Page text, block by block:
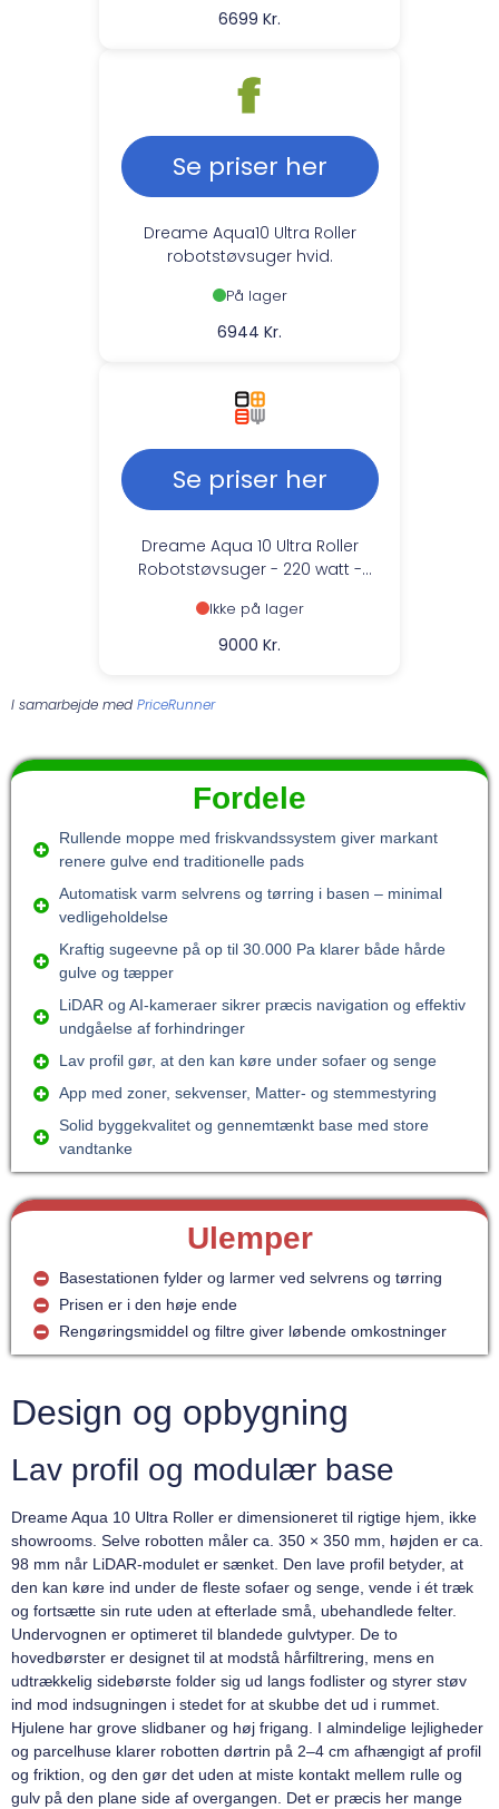
6699 Kr.
Se priser her
Dreame Aqua10 Ultra Roller
robotstøvsuger hvid.
På lager
6944 Kr.
Se priser her
Dreame Aqua 10 Ultra Roller
Robotstøvsuger - 220 watt -
Ikke på lager
9000 Kr.
I samarbejde med PriceRunner
Fordele
Rullende moppe med friskvands­system giver markant
renere gulve end traditionelle pads
Automatisk varm selvrens og tørring i basen – minimal
vedligeholdelse
Kraftig sugeevne på op til 30.000 Pa klarer både hårde
gulve og tæpper
LiDAR og AI-kameraer sikrer præcis navigation og effektiv
undgåelse af forhindringer
Lav profil gør, at den kan køre under sofaer og senge
App med zoner, sekvenser, Matter- og stemme­styring
Solid byggekvalitet og gennemtænkt base med store
vandtanke
Ulemper
Basestationen fylder og larmer ved selvrens og tørring
Prisen er i den høje ende
Rengøringsmiddel og filtre giver løbende omkostninger
Design og opbygning
Lav profil og modulær base
Dreame Aqua 10 Ultra Roller er dimensioneret til rigtige hjem, ikke
showrooms. Selve robotten måler ca. 350 × 350 mm, højden er ca.
98 mm når LiDAR-modulet er sænket. Den lave profil betyder, at
den kan køre ind under de fleste sofaer og senge, vende i ét træk
og fortsætte sin rute uden at efterlade små, ubehandlede felter.
Undervognen er optimeret til blandede gulvtyper. De to
hovedbørster er designet til at modstå hårfiltrering, mens en
udtrækkelig sidebørste folder sig ud langs fodlister og styrer støv
ind mod indsugningen i stedet for at skubbe det ud i rummet.
Hjulene har grove slidbaner og høj frigang. I almindelige lejligheder
og parcelhuse klarer robotten dørtrin på 2–4 cm afhængigt af profil
og friktion, og den gør det uden at miste kontakt mellem rulle og
gulv på den plane side af overgangen. Det er præcis her mange